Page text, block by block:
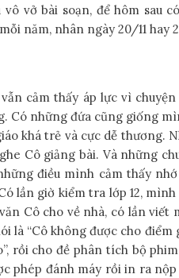
vở bài soạn, để hôm sau
năm, nhân ngày 20/11 hay
cảm thấy áp lực vì
Có những đứa cũng giống
khá trẻ và cực dễ thương.
Cô giảng bài. Và những
điều mình cảm thấy
lần giờ kiểm tra lớp 12,
Cô cho về nhà, có lần
là “Cô không được cho điểm
rồi cho đề phân tích bộ
phép đánh máy rồi in ra